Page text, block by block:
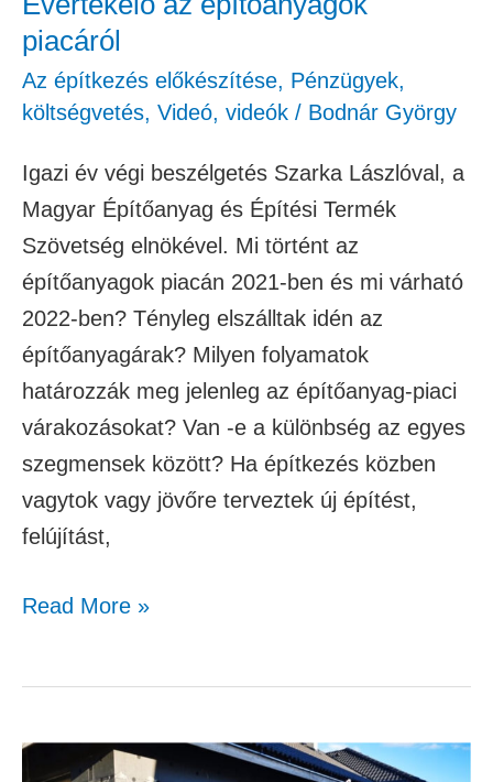
piacáról
Az építkezés előkészítése, Pénzügyek,
költségvetés, Videó, videók / Bodnár György
Igazi év végi beszélgetés Szarka Lászlóval, a
Magyar Építőanyag és Építési Termék
Szövetség elnökével. Mi történt az
építőanyagok piacán 2021-ben és mi várható
2022-ben? Tényleg elszálltak idén az
építőanyagárak? Milyen folyamatok
határozzák meg jelenleg az építőanyag-piaci
várakozásokat? Van -e a különbség az egyes
szegmensek között? Ha építkezés közben
vagytok vagy jövőre terveztek új építést,
felújítást,
piacáról
Read More »